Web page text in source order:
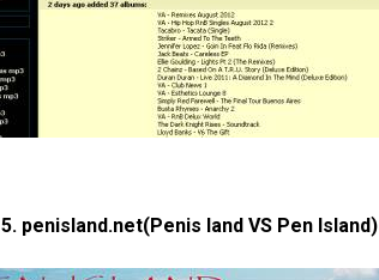
5. penisland.net(Penis land VS Pen Island)